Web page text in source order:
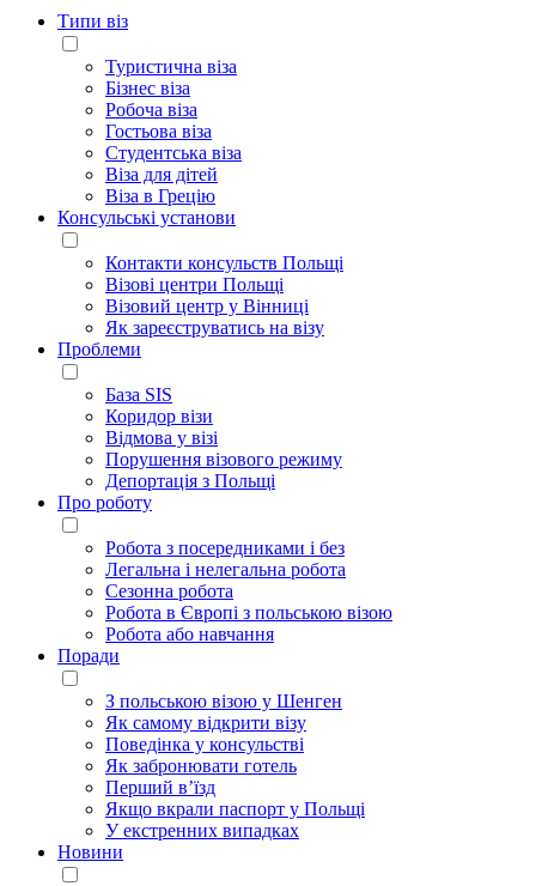
Типи віз
Туристична віза
Бізнес віза
Робоча віза
Гостьова віза
Студентська віза
Віза для дітей
Віза в Грецію
Консульські установи
Контакти консульств Польщі
Візові центри Польщі
Візовий центр у Вінниці
Як зареєструватись на візу
Проблеми
База SIS
Коридор візи
Відмова у візі
Порушення візового режиму
Депортація з Польщі
Про роботу
Робота з посередниками і без
Легальна і нелегальна робота
Сезонна робота
Робота в Європі з польською візою
Робота або навчання
Поради
З польською візою у Шенген
Як самому відкрити візу
Поведінка у консульстві
Як забронювати готель
Перший в’їзд
Якщо вкрали паспорт у Польщі
У екстренних випадках
Новини